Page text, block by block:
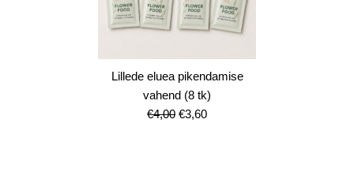
Lillede eluea pikendamise
vahend (8 tk)
€4,00 Algne
€3,60Current